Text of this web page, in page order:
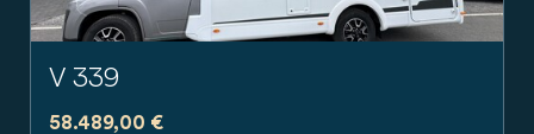
V 339
58.489,00 €